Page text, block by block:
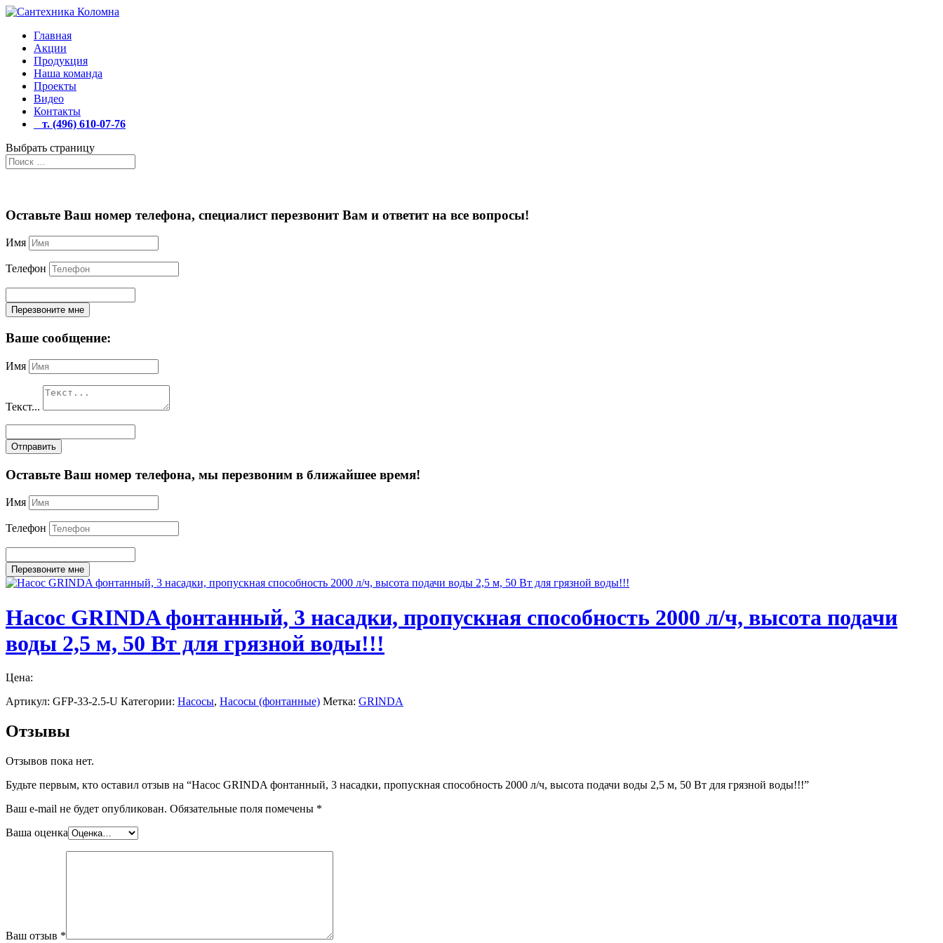
Главная
Акции
Продукция
Наша команда
Проекты
Видео
Контакты
т. (496) 610-07-76
Выбрать страницу
Оставьте Ваш номер телефона, специалист перезвонит Вам и ответит на все вопросы!
Имя
Телефон
Перезвоните мне
Ваше сообщение:
Имя
Текст...
Отправить
Оставьте Ваш номер телефона, мы перезвоним в ближайшее время!
Имя
Телефон
Перезвоните мне
Насос GRINDA фонтанный, 3 насадки, пропускная способность 2000 л/ч, высота подачи
воды 2,5 м, 50 Вт для грязной воды!!!
Цена:
Артикул: GFP-33-2.5-U Категории: Насосы, Насосы (фонтанные) Метка: GRINDA
Отзывы
Отзывов пока нет.
Будьте первым, кто оставил отзыв на “Насос GRINDA фонтанный, 3 насадки, пропускная способность 2000 л/ч, высота подачи воды 2,5 м, 50 Вт для грязной воды!!!”
Ваш e-mail не будет опубликован. Обязательные поля помечены *
Ваша оценка
Ваш отзыв *